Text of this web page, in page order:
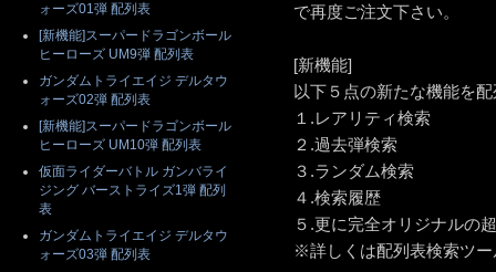
で再度ご注文下さい。
[新機能]
以下５点の新たな機能を
１.レアリティ検索
２.過去弾検索
３.ランダム検索
４.検索履歴
５.更に完全オリジナルの
※詳しくは配列表検索ツ
ォーズ01弾 配列表
[新機能]スーパードラゴンボール
ヒーローズ UM9弾 配列表
ガンダムトライエイジ デルタウ
ォーズ02弾 配列表
[新機能]スーパードラゴンボール
ヒーローズ UM10弾 配列表
仮面ライダーバトル ガンバライ
ジング バーストライズ1弾 配列
表
ガンダムトライエイジ デルタウ
ォーズ03弾 配列表